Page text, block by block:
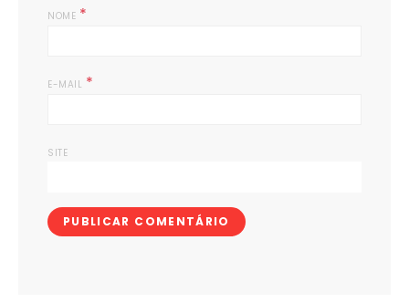
NOME *
E-MAIL *
SITE